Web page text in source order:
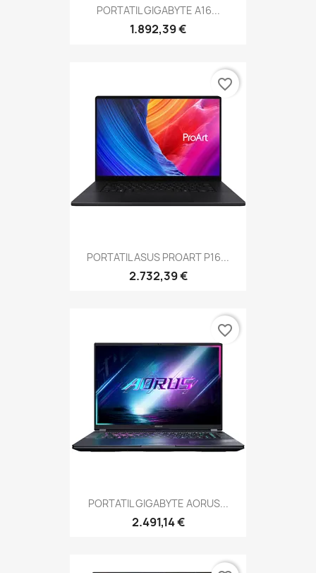
PORTATIL GIGABYTE A16...
1.892,39 €
PORTATIL ASUS PROART P16...
2.732,39 €
favorite_border
PORTATIL GIGABYTE AORUS...
2.491,14 €
favorite_border